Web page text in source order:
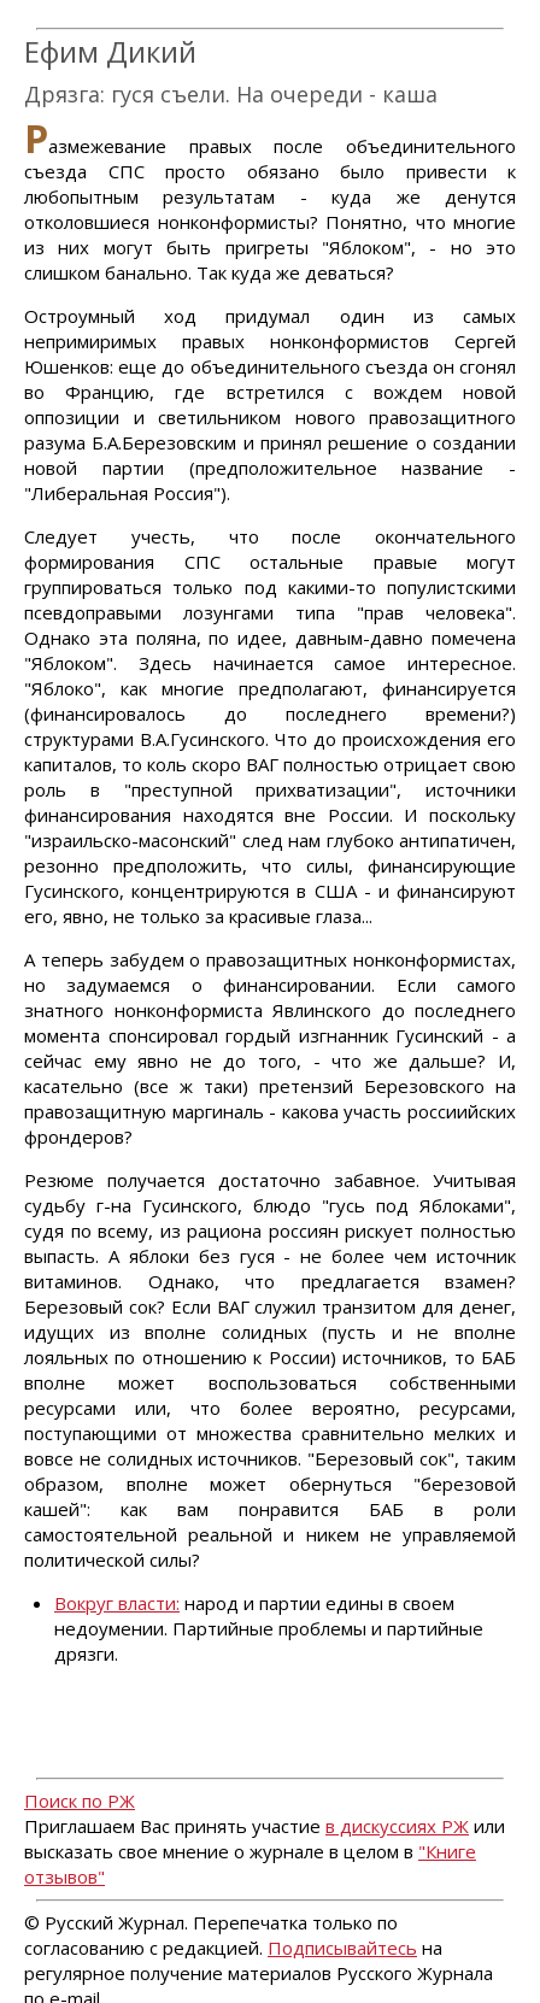
Ефим Дикий
Дрязга: гуся съели. На очереди - каша
Размежевание правых после объединительного
съезда СПС просто обязано было привести к
любопытным результатам - куда же денутся
отколовшиеся нонконформисты? Понятно, что многие
из них могут быть пригреты "Яблоком", - но это
слишком банально. Так куда же деваться?
Остроумный ход придумал один из самых
непримиримых правых нонконформистов Сергей
Юшенков: еще до объединительного съезда он сгонял
во Францию, где встретился с вождем новой
оппозиции и светильником нового правозащитного
разума Б.А.Березовским и принял решение о создании
новой партии (предположительное название -
"Либеральная Россия").
Следует учесть, что после окончательного
формирования СПС остальные правые могут
группироваться только под какими-то популистскими
псевдоправыми лозунгами типа "прав человека".
Однако эта поляна, по идее, давным-давно помечена
"Яблоком". Здесь начинается самое интересное.
"Яблоко", как многие предполагают, финансируется
(финансировалось до последнего времени?)
структурами В.А.Гусинского. Что до происхождения его
капиталов, то коль скоро ВАГ полностью отрицает свою
роль в "преступной прихватизации", источники
финансирования находятся вне России. И поскольку
"израильско-масонский" след нам глубоко антипатичен,
резонно предположить, что силы, финансирующие
Гусинского, концентрируются в США - и финансируют
его, явно, не только за красивые глаза...
А теперь забудем о правозащитных нонконформистах,
но задумаемся о финансировании. Если самого
знатного нонконформиста Явлинского до последнего
момента спонсировал гордый изгнанник Гусинский - а
сейчас ему явно не до того, - что же дальше? И,
касательно (все ж таки) претензий Березовского на
правозащитную маргиналь - какова участь россиийских
фрондеров?
Резюме получается достаточно забавное. Учитывая
судьбу г-на Гусинского, блюдо "гусь под Яблоками",
судя по всему, из рациона россиян рискует полностью
выпасть. А яблоки без гуся - не более чем источник
витаминов. Однако, что предлагается взамен?
Березовый сок? Если ВАГ служил транзитом для денег,
идущих из вполне солидных (пусть и не вполне
лояльных по отношению к России) источников, то БАБ
вполне может воспользоваться собственными
ресурсами или, что более вероятно, ресурсами,
поступающими от множества сравнительно мелких и
вовсе не солидных источников. "Березовый сок", таким
образом, вполне может обернуться "березовой
кашей": как вам понравится БАБ в роли
самостоятельной реальной и никем не управляемой
политической силы?
Вокруг власти: народ и партии едины в своем
недоумении. Партийные проблемы и партийные
дрязги.
Поиск по РЖ
Приглашаем Вас принять участие в дискуссиях РЖ или
высказать свое мнение о журнале в целом в "Книге
отзывов"
© Русский Журнал. Перепечатка только по
согласованию с редакцией. Подписывайтесь на
регулярное получение материалов Русского Журнала
по e-mail.